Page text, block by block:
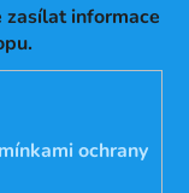
zasílat informace
ochrany